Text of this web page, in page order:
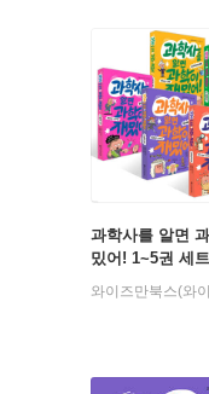
과학사를 알면
밌어! 1~5권 세트